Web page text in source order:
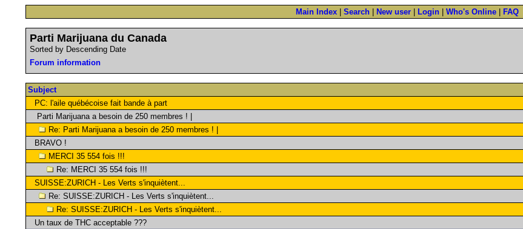
Main Index Search New user Login Who's Online FAQ
Parti Marijuana du Canada
Sorted by Descending Date
Forum information
Subject
PC: l'aile québécoise fait bande à part
Parti Marijuana a besoin de 250 membres ! |
Re: Parti Marijuana a besoin de 250 membres ! |
BRAVO !
MERCI 35 554 fois !!!
Re: MERCI 35 554 fois !!!
SUISSE:ZURICH - Les Verts s'inquiètent...
Re: SUISSE:ZURICH - Les Verts s'inquiètent...
Re: SUISSE:ZURICH - Les Verts s'inquiètent...
Un taux de THC acceptable ???